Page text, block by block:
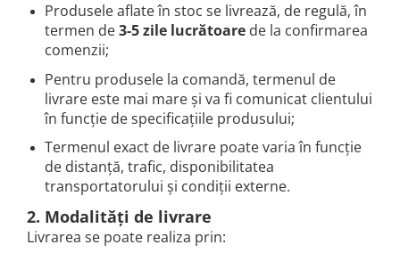
Produsele aflate în stoc se livrează, de regulă, în
termen de3-5 zile lucrătoare de la confirmarea
comenzii;
Pentru produsele la comandă, termenul de
livrare este mai mare și va fi comunicat clientului
în funcție de specificațiile produsului;
Termenul exact de livrare poate varia în funcție
de distanță, trafic, disponibilitatea
transportatorului și condiții externe.
2. Modalități de livrare
Livrarea se poate realiza prin: